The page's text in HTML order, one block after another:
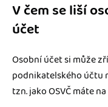
V čem se liší
účet
Osobní účet si může
podnikatelského účtu
tzn. jako OSVČ máte